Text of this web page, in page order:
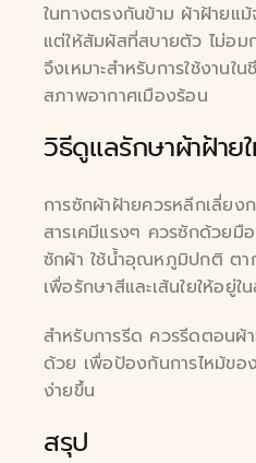
ในทางตรงกันข้าม ผ้าฝ้ายแม้
แต่ให้สัมผัสที่สบายตัว ไม่อม
จึงเหมาะสำหรับการใช้งานใ
สภาพอากาศเมืองร้อน
วิธีดูแลรักษาผ้าฝ้าย
การซักผ้าฝ้ายควรหลีกเลี่ยง
สารเคมีแรงๆ ควรซักด้วยมื
ซักผ้า ใช้น้ำอุณหภูมิปกติ ตา
เพื่อรักษาสีและเส้นใยให้อยู่ใ
สำหรับการรีด ควรรีดตอนผ้
ด้วย เพื่อป้องกันการไหม้ของ
ง่ายขึ้น
สรุป